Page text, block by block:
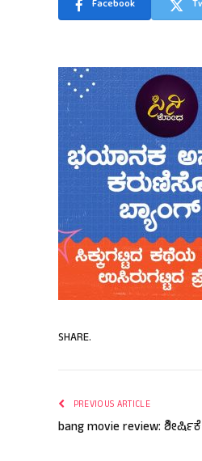
Facebook
SHARE.
PREVIOUS ARTICLE
bang movie review: